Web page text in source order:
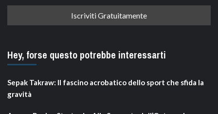
Hey, forse questo potrebbe interessarti
Sepak Takraw: Il fascino acrobatico dello sport che sfida la
gravità